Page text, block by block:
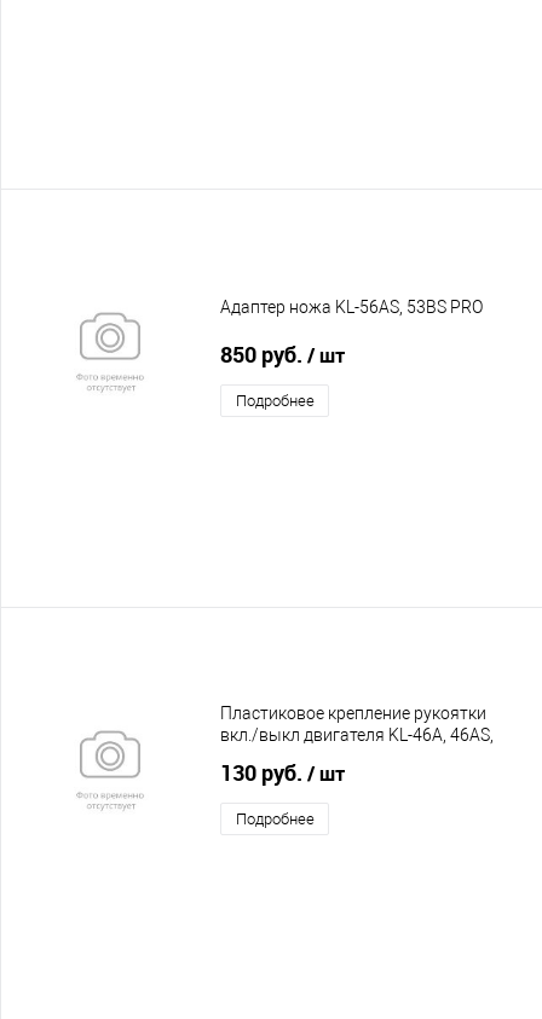
Адаптер ножа KL-56AS, 53BS PRO
850 руб. / шт
Подробнее
Пластиковое крепление рукоятки
вкл./выкл двигателя KL-46A, 46AS,
130 руб. / шт
Подробнее